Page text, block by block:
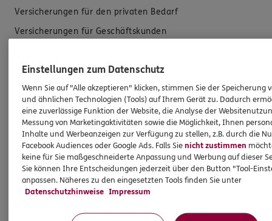
Versicherungen für den privaten Bedarf
Versicherungen für Geschäftskunden
E-Mail schreiben
Schaden melden
Erstkontaktinformationen
EU-Offenlegungsvereinbarung
Datenverarbeitung
Einstellungen zum Datenschutz
Wenn Sie auf "Alle akzeptieren" klicken, stimmen Sie der Speicherung
und ähnlichen Technologien (Tools) auf Ihrem Gerät zu. Dadurch
eine zuverlässige Funktion der Website, die Analyse der
Messung von Marketingaktivitäten sowie die Möglichkeit, Ihnen
Inhalte und Werbeanzeigen zur Verfügung zu stellen, z.B. durch die
Facebook Audiences oder Google Ads. Falls Sienicht zustimmen
keine für Sie maßgeschneiderte Anpassung und Werbung auf dieser
Sie können Ihre Entscheidungen jederzeit über den Button "Tool-
anpassen. Näheres zu den eingesetzten Tools finden Sie unter
Datenschutzhinweise Impressum